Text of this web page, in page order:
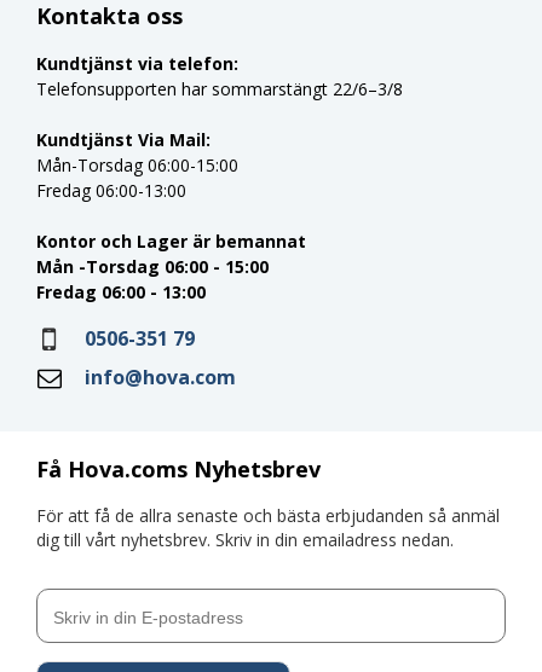
Få Hova.coms Nyhetsbrev
För att få de allra senaste och bästa erbjudanden så anmäl
dig till vårt nyhetsbrev. Skriv in din emailadress nedan.
Kontakta oss
Kundtjänst via telefon:
Telefonsupporten har sommarstängt 22/6–3/8
Kundtjänst Via Mail:
Mån-Torsdag 06:00-15:00
Fredag 06:00-13:00
Kontor och Lager är bemannat
Mån -Torsdag 06:00 - 15:00
Fredag 06:00 - 13:00
0506-351 79
info@hova.com